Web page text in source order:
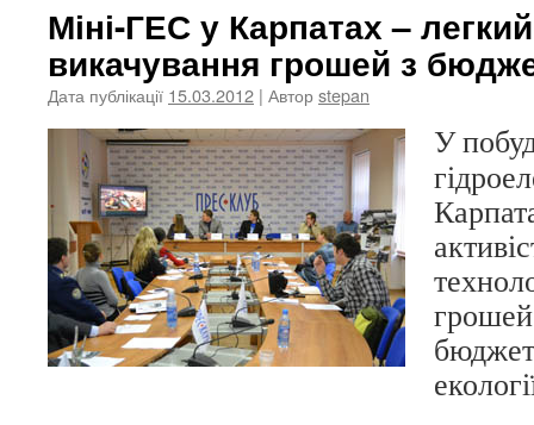
Міні-ГЕС у Карпатах –
викачування грошей з
Дата публікації 15.03.2012 | Авторstepan
У